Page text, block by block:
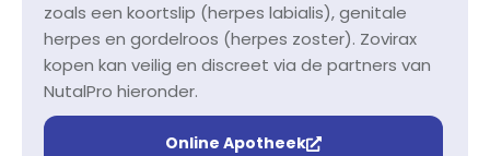
zoals een koortslip (herpes labialis), genitale
herpes en gordelroos (herpes zoster). Zovirax
kopen kan veilig en discreet via de partners van
NutalPro hieronder.
Online Apotheek